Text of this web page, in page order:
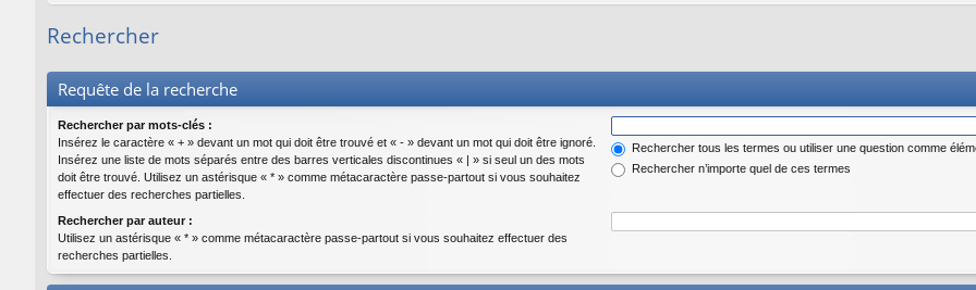
ci
s
Rechercher
Requête de la recherche
Rechercher par mots-clés :
Insérez le caractère « + » devant un mot qui doit être trouvé et « - » devant un mot qui doit être ignoré.
Insérez une liste de mots séparés entre des barres verticales discontinues « | » si seul un des mots
doit être trouvé. Utilisez un astérisque « * » comme métacaractère passe-partout si vous souhaitez
effectuer des recherches partielles.
Rechercher tous les termes ou utiliser une question comme
Rechercher n’importe quel de ces termes
Rechercher par auteur :
Utilisez un astérisque « * » comme métacaractère passe-partout si vous souhaitez effectuer des
recherches partielles.